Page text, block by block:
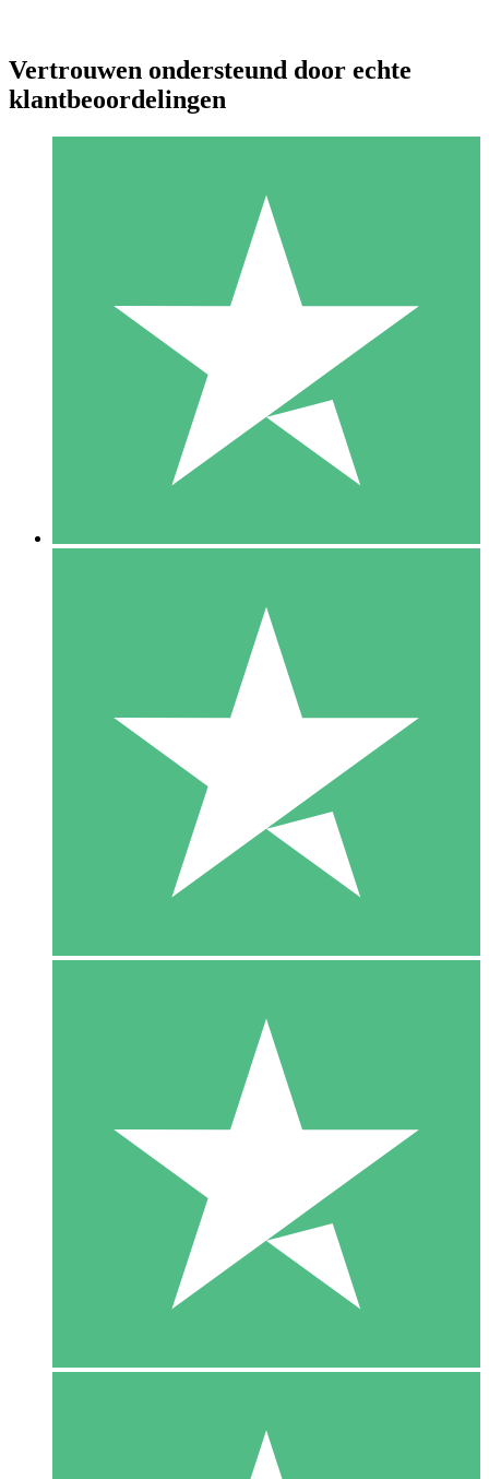
Individuele Creditpakketten
Betaal per gebruik met downloadtegoeden. Geen maandelijkse
1000
10 Downloaden
20 00
Vertrouwen ondersteund door echte
klantbeoordelingen